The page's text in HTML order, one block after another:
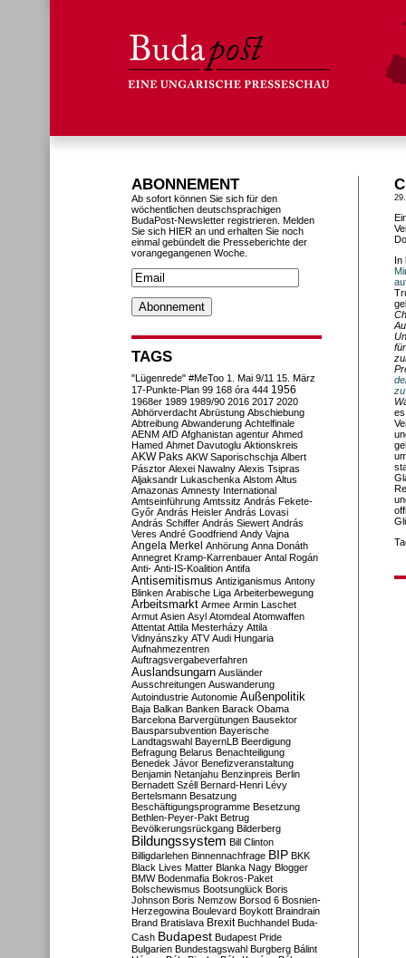
In
ABONNEMENT
Ab sofort können Sie sich für den
wöchentlichen deutschsprachigen
BudaPost-Newsletter registrieren. Melden
Sie sich HIER an und erhalten Sie noch
einmal gebündelt die Presseberichte der
vorangegangenen Woche.
TAGS
"Lügenrede" #MeToo 1. Mai 9/11 15. März
17-Punkte-Plan 99 168 óra 444 1956
1968er 1989 1989/90 2016 2017 2020
Abhörverdacht Abrüstung Abschiebung
Abtreibung Abwanderung Achtelfinale
AENM AfD Afghanistan agentur Ahmed
Hamed Ahmet Davutoglu Aktionskreis
AKW Paks AKW Saporischschja Albert
Pásztor Alexei Nawalny Alexis Tsipras
Aljaksandr Lukaschenka Alstom Altus
Amazonas Amnesty International
Amtseinführung Amtssitz András Fekete-
Győr András Heisler András Lovasi
András Schiffer András Siewert András
Veres André Goodfriend Andy Vajna
Angela Merkel Anhörung Anna Donáth
Annegret Kramp-Karrenbauer Antal Rogán
Anti- Anti-IS-Koalition Antifa
Antisemitismus Antiziganismus Antony
Blinken Arabische Liga Arbeiterbewegung
Arbeitsmarkt Armee Armin Laschet
Armut Asien Asyl Atomdeal Atomwaffen
Attentat Attila Mesterházy Attila
Vidnyánszky ATV Audi Hungaria
Aufnahmezentren
Auftragsvergabeverfahren
Auslandsungarn Ausländer
Ausschreitungen Auswanderung
Autoindustrie Autonomie Außenpolitik
Baja Balkan Banken Barack Obama
Barcelona Barvergütungen Bausektor
Bausparsubvention Bayerische
Landtagswahl BayernLB Beerdigung
Befragung Belarus Benachteiligung
Benedek Jávor Benefizveranstaltung
Benjamin Netanjahu Benzinpreis Berlin
Bernadett Széll Bernard-Henri Lévy
Bertelsmann Besatzung
Beschäftigungsprogramme Besetzung
Bethlen-Peyer-Pakt Betrug
Bevölkerungsrückgang Bilderberg
Bildungssystem Bill Clinton
Billigdarlehen Binnennachfrage BIP BKK
Black Lives Matter Blanka Nagy Blogger
BMW Bodenmafia Bokros-Paket
Bolschewismus Bootsunglück Boris
Johnson Boris Nemzow Borsod 6 Bosnien-
Herzegowina Boulevard Boykott Braindrain
Brand Bratislava Brexit Buchhandel Buda-
Cash Budapest Budapest Pride
Bulgarien Bundestagswahl Burgberg Bálint